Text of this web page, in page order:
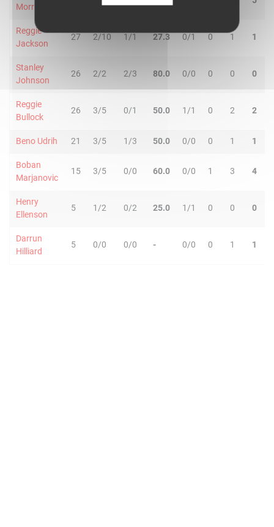
Morris
Reggie
Jackson
27 2/10 1/1 27.3 0/1 0 1 1
Stanley
Johnson
26 2/2 2/3 80.0 0/0 0 0 0
Reggie
Bullock
26 3/5 0/1 50.0 1/1 0 2 2
Beno Udrih 21 3/5 1/3 50.0 0/0 0 1 1
Boban
Marjanovic
15 3/5 0/0 60.0 0/0 1 3 4
Henry
Ellenson
5 1/2 0/2 25.0 1/1 0 0 0
Darrun
Hilliard
5 0/0 0/0 - 0/0 0 1 1